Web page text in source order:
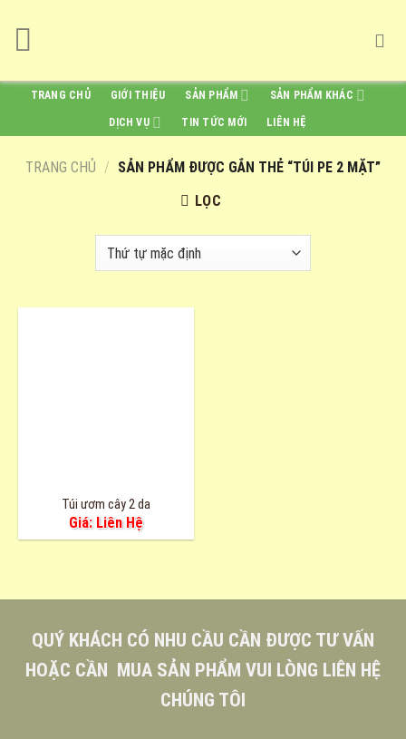
content
TRANG CHỦ GIỚI THIỆU SẢN PHẨM SẢN PHẨM KHÁC
DỊCH VỤ TIN TỨC MỚI LIÊN HỆ
TRANG CHỦ / SẢN PHẨM ĐƯỢC GẮN THẺ “TÚI PE 2 MẶT”
LỌC
Túi ươm cây 2 da
Giá: Liên Hệ
QUÝ KHÁCH CÓ NHU CẦU CẦN ĐƯỢC TƯ VẤN
HOẶC CẦN MUA SẢN PHẨM VUI LÒNG LIÊN HỆ
CHÚNG TÔI